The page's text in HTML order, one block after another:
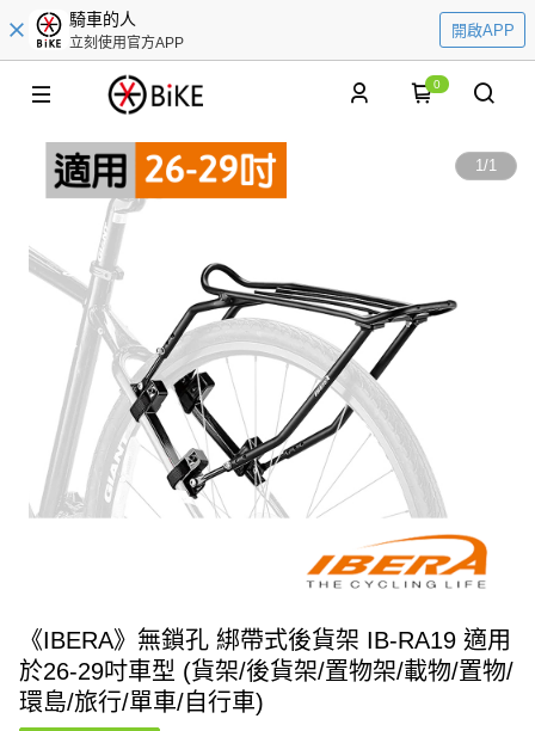
騎車的人
立刻使用官方APP
開啟APP
0
1/1
《IBERA》無鎖孔 綁帶式後貨架 IB-RA19 適用
於26-29吋車型 (貨架/後貨架/置物架/載物/置物/
環島/旅行/單車/自行車)